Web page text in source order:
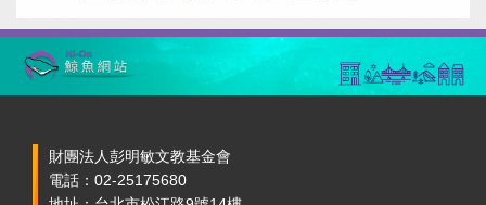
財團法人彭明敏文教基金會
電話：02-25175680